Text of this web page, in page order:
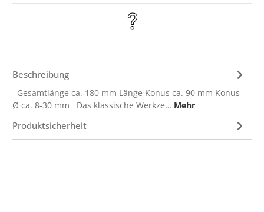
Beschreibung
Gesamtlänge ca. 180 mm Länge Konus ca. 90 mm Konus
Ø ca. 8-30 mm Das klassische Werkze… Mehr
Produktsicherheit